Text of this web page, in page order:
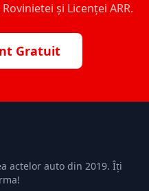
și Licenței ARR.
Gratuit
actelor auto din 2019. Îți